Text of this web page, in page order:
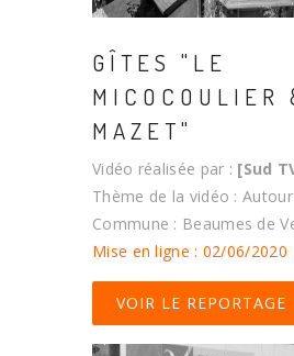
GÎTES "LE
MICOCOULIER
MAZET"
Vidéo réalisée par : [Sud
Thème de la vidéo :
Commune : Beaumes de
Mise en ligne : 02/06/2020
VOIR LE REPORTAGE